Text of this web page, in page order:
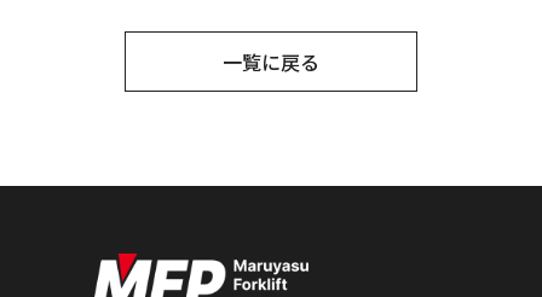
一覧に戻る